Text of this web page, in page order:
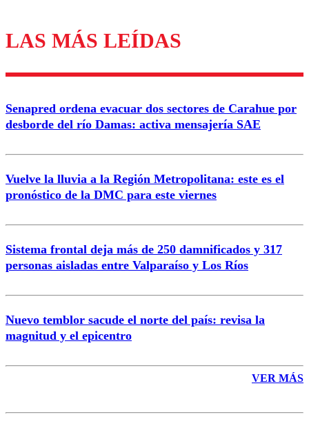
Los comentarios son moderados para garantizar un
diálogo respetuoso.
Correo
Enviar comentario
LAS MÁS LEÍDAS
Senapred ordena evacuar dos sectores de Carahue por
desborde del río Damas: activa mensajería SAE
Vuelve la lluvia a la Región Metropolitana: este es el
pronóstico de la DMC para este viernes
Sistema frontal deja más de 250 damnificados y 317
personas aisladas entre Valparaíso y Los Ríos
Nuevo temblor sacude el norte del país: revisa la
magnitud y el epicentro
VER MÁS